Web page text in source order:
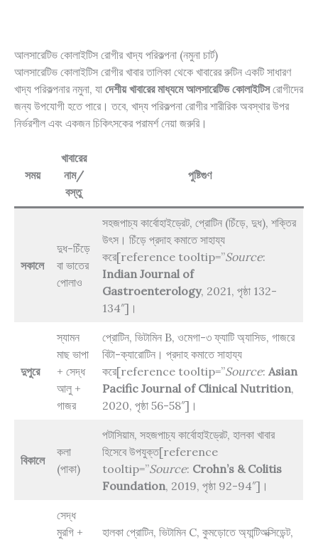
আলসারেটিভ কোলাইটিস রোগীর খাদ্য পরিকল্পনা (নমুনা চার্ট)
আলসারেটিভ কোলাইটিস রোগীর খাবার তালিকা থেকে খাবারের রুটিন একটি সাধারণ
খাদ্য পরিকল্পনার নমুনা, যা দেশীয় খাবারের মাধ্যমে আলসারেটিভ কোলাইটিসরোগীদের
জন্য উপযোগী হতে পারে। তবে, খাদ্য পরিকল্পনা রোগীর শারীরিক অবস্থার উপর
নির্ভরশীল এবং একজন চিকিৎসকের পরামর্শ নেয়া জরুরি।
সময়
খাবারের
নাম/
বস্তু
পুষ্টিগুণ
সকালে
দুধ-চিঁড়ে
বা ভাতের
পোলাও
সহজপাচ্য কার্বোহাইড্রেট, প্রোটিন (চিঁড়ে, দুধ), শক্তির
উৎস। চিঁড়ে প্রদাহ কমাতে সাহায্য
করে[reference tooltip=”Source:
Indian Journal of
Gastroenterology, 2021, পৃষ্ঠা 132-
134″]।
দুপুরে
স্যামন
মাছ ভাপা
+ সেদ্ধ
আলু +
গাজর
প্রোটিন, ভিটামিন B, ওমেগা-৩ ফ্যাটি অ্যাসিড, গাজরে
বিটা-ক্যারোটিন। প্রদাহ কমাতে সাহায্য
করে[reference tooltip=”Source: Asian
Pacific Journal of Clinical Nutrition,
2020, পৃষ্ঠা 56-58″]।
বিকালে
কলা
(পাকা)
পটাসিয়াম, সহজপাচ্য কার্বোহাইড্রেট, হালকা খাবার
হিসেবে উপযুক্ত[reference
tooltip=”Source: Crohn’s & Colitis
Foundation, 2019, পৃষ্ঠা 92-94″]।
সেদ্ধ
মুরগি +
হালকা প্রোটিন, ভিটামিন C, কুমড়োতে অ্যান্টিঅক্সিডেন্ট,